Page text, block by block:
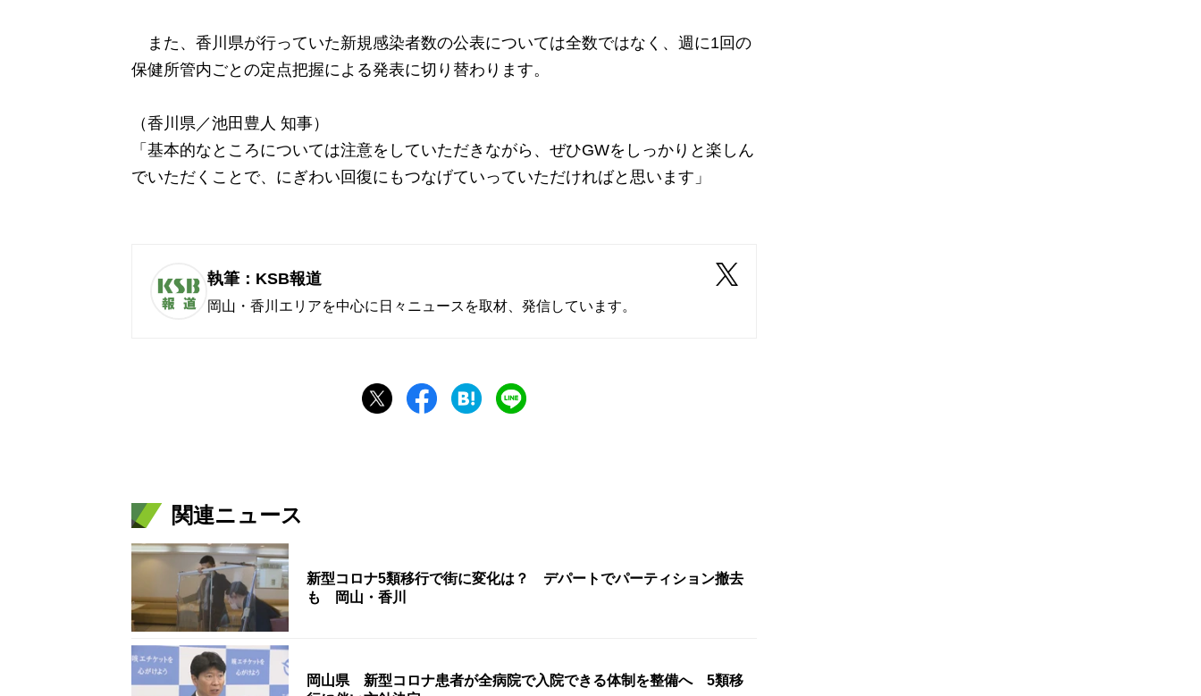
また、香川県が行っていた新規感染者数の公表については全数ではなく、週に1回の
保健所管内ごとの定点把握による発表に切り替わります。
（香川県／池田豊人 知事）
「基本的なところについては注意をしていただきながら、ぜひGWをしっかりと楽しん
でいただくことで、にぎわい回復にもつなげていっていただければと思います」
執筆：KSB報道
岡山・香川エリアを中心に日々ニュースを取材、発信しています。
関連ニュース
新型コロナ5類移行で街に変化は？ デパートでパーティション撤去
も 岡山・香川
岡山県 新型コロナ患者が全病院で入院できる体制を整備へ 5類移